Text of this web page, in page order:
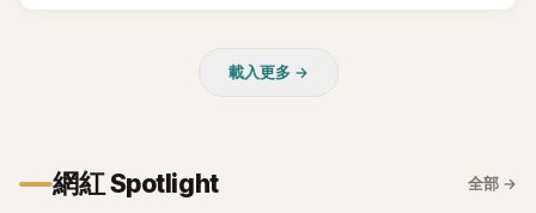
《脫掉鞋子恢單4Men》 中，親自公開那張當年引發話題的「腋下
智英兩位女成員，以及張錫炫、Chris Kim 兩位男成員組成。不
過後來爆出長達四年的團內霸凌風波，甚至傳出徐智英母親對
載入更多 →
網紅 Spotlight 全部 →